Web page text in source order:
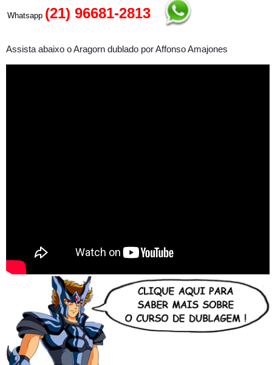
Whatsapp (21) 96681-2813
Assista abaixo o Aragorn dublado por Affonso Amajones